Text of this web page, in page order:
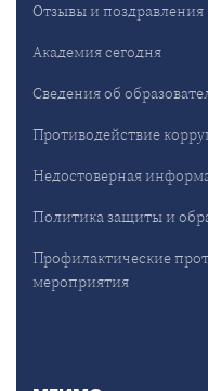
Отзывы и поздравления
Академия сегодня
Сведения об
Противодействие
Недостоверная
Политика защиты и
Профилактические
мероприятия